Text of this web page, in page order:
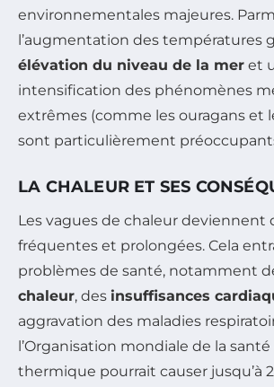
environnementales majeures.
l’augmentation des températures
élévation du niveau de la mer et
intensification des phénomènes
extrêmes (comme les ouragans et
sont particulièrement
LA CHALEUR ET SES
Les vagues de chaleur deviennent
fréquentes et prolongées. Cela
problèmes de santé, notamment
chaleur, des insuffisances
aggravation des maladies
l’Organisation mondiale de la santé
thermique pourrait causer jusqu’à